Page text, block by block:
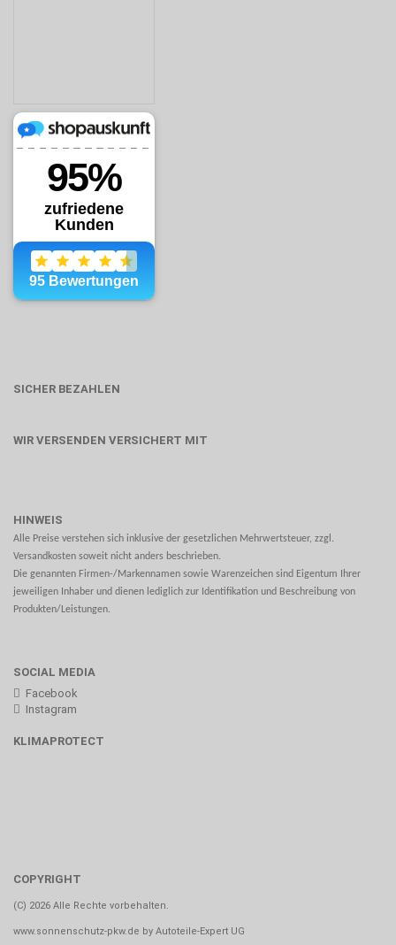
SICHER BEZAHLEN
WIR VERSENDEN VERSICHERT MIT
HINWEIS
Alle Preise verstehen sich inklusive der gesetzlichen Mehrwertsteuer, zzgl.
Versandkosten soweit nicht anders beschrieben.
Die genannten Firmen-/Markennamen sowie Warenzeichen sind Eigentum Ihrer
jeweiligen Inhaber und dienen lediglich zur Identifikation und Beschreibung von
Produkten/Leistungen.
SOCIAL MEDIA
Facebook
Instagram
KLIMAPROTECT
COPYRIGHT
(C) 2026 Alle Rechte vorbehalten.
www.sonnenschutz-pkw.de by Autoteile-Expert UG